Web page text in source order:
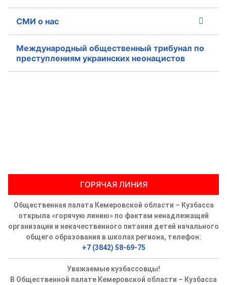
СМИ о нас
Международный общественный трибунал по
преступлениям украинских неонацистов
ГОРЯЧАЯ ЛИНИЯ
Общественная палата Кемеровской области – Кузбасса
открыла «горячую линию» по фактам ненадлежащей
организации и некачественного питания детей начального
общего образования в школах региона, телефон:
+7 (3842) 58-69-75
Уважаемые кузбассовцы!
В Общественной палате Кемеровской области – Кузбасса